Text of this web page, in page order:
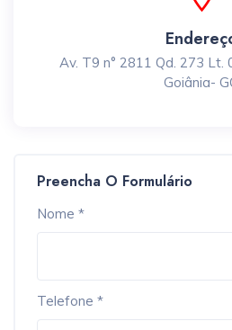
Av. T9 n° 2811 Qd. 273 Lt.
Goiânia-
Preencha O Formulário
Nome *
Telefone *